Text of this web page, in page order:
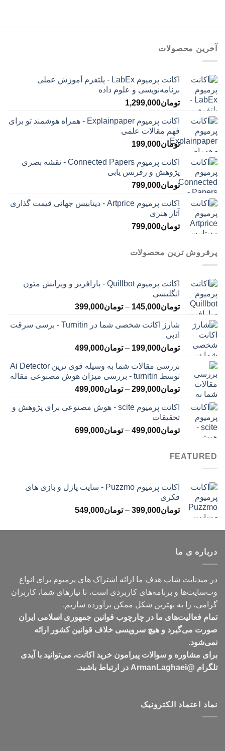
آخرین محصولات
اکانت پرمیوم LabEx - پلتفرم آموزش عملی
برنامه‌نویسی و علوم داده
تومان1,299,000
اکانت پرمیوم Explainpaper - همراه هوشمند تو برای
فهم مقالات علمی
تومان199,000
اکانت پرمیوم Connected Papers - نقشه بصری
پژوهش و رفرنس یابی
تومان799,000
اکانت پرمیوم Artprice - دیتابیس جهانی قیمت ‌گذاری
آثار هنری
تومان799,000
پرفروش ترین محصولات
اکانت پرمیوم Quillbot - پارافریز و ویرایش متون
انگلیسی
تومان145,000
– تومان399,000محدوده
تومان145,000
تومان399,000
شارژ اکانت شخصی شما در Turnitin - برسی سرقت
ادبی
تومان199,000
– تومان499,000محدوده
تومان199,000
تا
تومان499,000
بررسی مقالات شما به وسیله قوی ترین Ai Detector
توسط turnitin - بررسی میزان هوش مصنوعی مقاله
تومان299,000
– تومان499,000محدوده
تومان299,000
تومان499,000
اکانت پرمیوم scite - هوش مصنوعی برای پژوهش و
تحقیقات
تومان499,000
– تومان699,000محدوده
FEATURED
اکانت پرمیوم Puzzmo - سایت پازل و بازی های
فکری
تومان399,000
– تومان549,000محدوده
تومان399,000
درباره ی ما
در میدنایت شاپ هدف ما ارائه اشتراک های پرمیوم برای انواع
وب‌سایت‌ها و برنامه‌های کاربردی است، تا نیازهای شما، کاربران
گرامی، را به بهترین شکل ممکن برآورده سازیم.
تمام فعالیت‌های ما در چارچوب قوانین جمهوری اسلامی ایران
صورت می‌گیرد و هیچ سرویسی خلاف قوانین کشور ارائه
نمی‌شود.
برای مشاوره و سوالات پیرامون خرید اکانت، می‌توانید با آیدی
تلگرام @ArmanLaghaei در ارتباط باشید.
نماد اعتماد الکترونیک